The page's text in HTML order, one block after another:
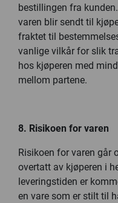
bestillingen fra
varen blir sendt til
fraktet til
vanlige vilkår for slik
hos kjøperen med
mellom partene.
8. Risikoen for varen
Risikoen for varen går
overtatt av kjøperen i
leveringstiden er
en vare som er stilt til